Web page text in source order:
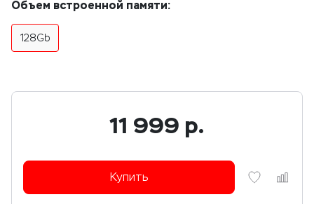
Объем встроенной памяти:
128Gb
11 999 р.
Купить